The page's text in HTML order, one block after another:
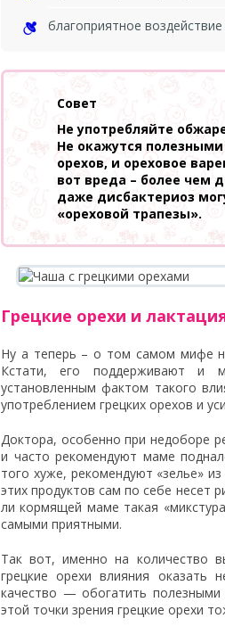
благоприятное
Совет
Не употребляйте
Не окажутся
орехов, и ореховое
вот вреда – более чем
даже дисбактериоз
«ореховой трапезы».
Грецкие орехи и
Ну а теперь – о том самом мифе
Кстати, его поддерживают и
установленным фактом такого
употреблением грецких орехов и
Доктора, особенно при недоборе
и часто рекомендуют маме
того хуже, рекомендуют «зелье»
этих продуктов сам по себе несет
ли кормящей маме такая
самыми приятными.
Так вот, именно на количество
грецкие орехи влияния оказать
качество — обогатить
этой точки зрения грецкие орехи